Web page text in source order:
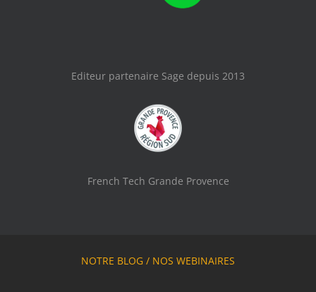
Editeur partenaire Sage depuis 2013
French Tech Grande Provence
NOTRE BLOG / NOS WEBINAIRES